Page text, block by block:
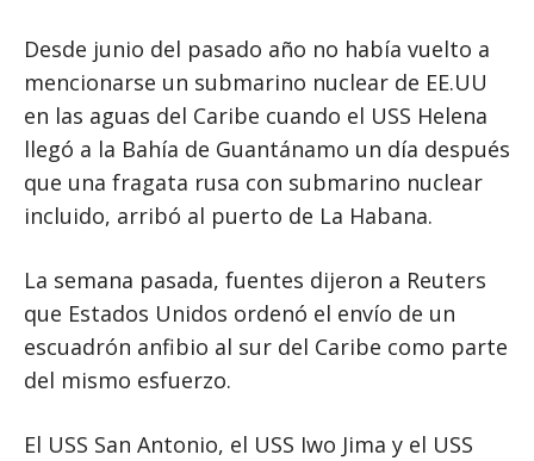
Desde junio del pasado año no había vuelto a
mencionarse un submarino nuclear de EE.UU
en las aguas del Caribe cuando el USS Helena
llegó a la Bahía de Guantánamo un día después
que una fragata rusa con submarino nuclear
incluido, arribó al puerto de La Habana.
La semana pasada, fuentes dijeron a Reuters
que Estados Unidos ordenó el envío de un
escuadrón anfibio al sur del Caribe como parte
del mismo esfuerzo.
El USS San Antonio, el USS Iwo Jima y el USS